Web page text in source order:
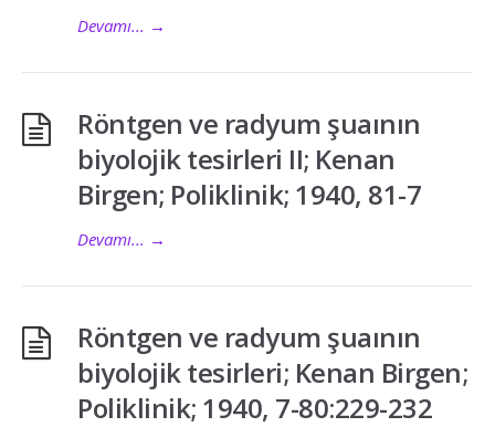
Devamı... →
Röntgen ve radyum şuaının
biyolojik tesirleri II; Kenan
Birgen; Poliklinik; 1940, 81-7
Devamı... →
Röntgen ve radyum şuaının
biyolojik tesirleri; Kenan Birgen;
Poliklinik; 1940, 7-80:229-232